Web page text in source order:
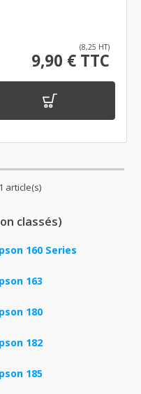
(8,25 HT)
9,90 € TTC
article(s)
classés)
160 Series
163
180
182
185